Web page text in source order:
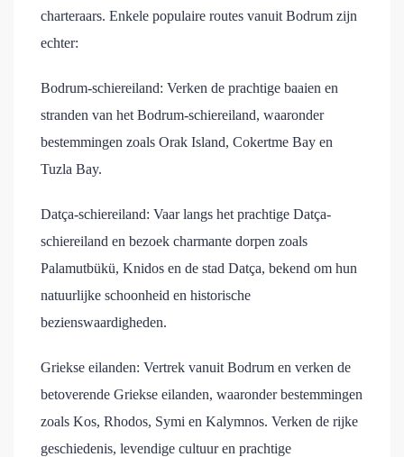
charteraars. Enkele populaire routes vanuit Bodrum zijn
echter:
Bodrum-schiereiland: Verken de prachtige baaien en
stranden van het Bodrum-schiereiland, waaronder
bestemmingen zoals Orak Island, Cokertme Bay en
Tuzla Bay.
Datça-schiereiland: Vaar langs het prachtige Datça-
schiereiland en bezoek charmante dorpen zoals
Palamutbükü, Knidos en de stad Datça, bekend om hun
natuurlijke schoonheid en historische
bezienswaardigheden.
Griekse eilanden: Vertrek vanuit Bodrum en verken de
betoverende Griekse eilanden, waaronder bestemmingen
zoals Kos, Rhodos, Symi en Kalymnos. Verken de rijke
geschiedenis, levendige cultuur en prachtige